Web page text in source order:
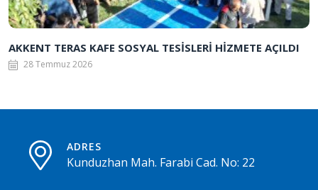
AKKENT TERAS KAFE SOSYAL TESİSLERİ HİZMETE AÇILDI
28 Temmuz 2026
ADRES
Kunduzhan Mah. Farabi Cad. No: 22